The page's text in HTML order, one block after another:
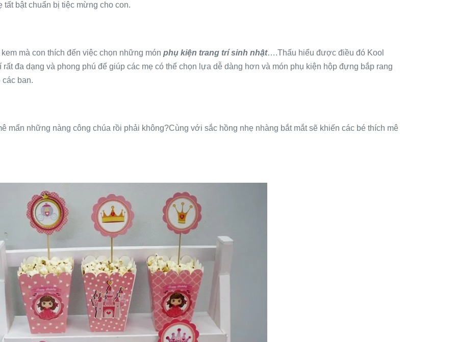
bật chuẩn bị tiệc mừng cho con.
mà con thích đến việc chọn những món phụ kiện trang trí sinh nhật….Thấu hiểu được điều đó Kool
đa dạng và phong phú để giúp các mẹ có thể chọn lựa dễ dàng hơn và món phụ kiện hộp đựng bắp rang
ban.
mẩn những nàng công chúa rồi phải không?Cùng với sắc hồng nhẹ nhàng bắt mắt sẽ khiến các bé thích mê